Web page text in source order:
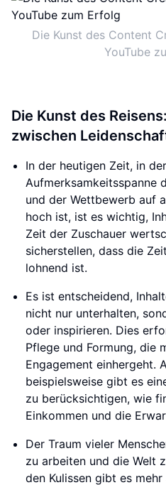
Die Kunst des Content
YouTube
Die Kunst des
zwischen
In der heutigen Zeit, in
Aufmerksamkeitsspanne
und der Wettbewerb auf
hoch ist, ist es wichtig,
Zeit der Zuschauer
sicherstellen, dass die
lohnend ist.
Es ist entscheidend,
nicht nur unterhalten,
oder inspirieren. Dies
Pflege und Formung, die
Engagement einhergeht.
beispielsweise gibt es
zu berücksichtigen, wie
Einkommen und die
Der Traum vieler
zu arbeiten und die Welt
den Kulissen gibt es